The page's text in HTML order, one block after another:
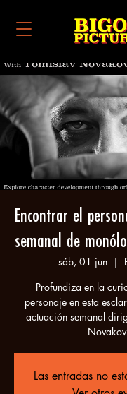
Encontrar el
semanal de
sáb, 01 jun
  |
Profundiza en la
personaje en esta
actuación semanal
Las entradas no